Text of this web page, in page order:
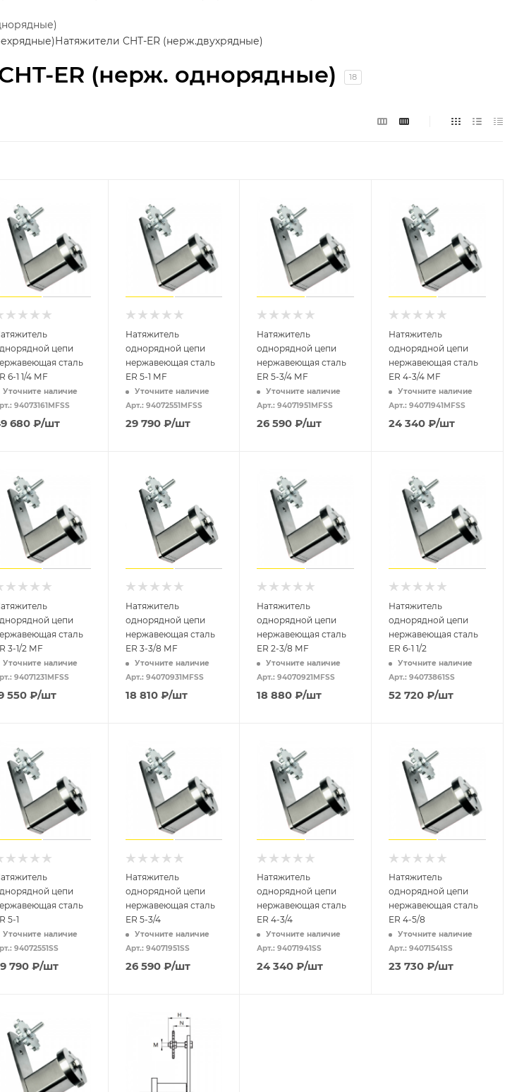
ER (нерж. однорядные) 18
Натяжители CHT-ER (нерж.двухрядные)
цепи
сталь
6-1 1/4 MF
Уточните наличие
94073161MFSS
680₽/шт
Натяжитель
однорядной цепи
нержавеющая сталь
ER 5-1 MF
Уточните наличие
Арт.: 94072551MFSS
29 790₽/шт
Натяжитель
однорядной цепи
нержавеющая сталь
ER 5-3/4 MF
Уточните наличие
Арт.: 94071951MFSS
26 590 ₽/шт
Натяжитель
однорядной цепи
нержавеющая сталь
ER 4-3/4 MF
Уточните наличие
Арт.: 94071941MFSS
24 340 ₽/шт
цепи
сталь
3-1/2 MF
Уточните наличие
94071231MFSS
550₽/шт
Натяжитель
однорядной цепи
нержавеющая сталь
ER 3-3/8 MF
Уточните наличие
Арт.: 94070931MFSS
18 810₽/шт
Натяжитель
однорядной цепи
нержавеющая сталь
ER 2-3/8 MF
Уточните наличие
Арт.: 94070921MFSS
18 880 ₽/шт
Натяжитель
однорядной цепи
нержавеющая сталь
ER 6-1 1/2
Уточните наличие
Арт.: 94073861SS
52 720 ₽/шт
цепи
сталь
5-1
Уточните наличие
94072551SS
790₽/шт
Натяжитель
однорядной цепи
нержавеющая сталь
ER 5-3/4
Уточните наличие
Арт.: 94071951SS
26 590₽/шт
Натяжитель
однорядной цепи
нержавеющая сталь
ER 4-3/4
Уточните наличие
Арт.: 94071941SS
24 340 ₽/шт
Натяжитель
однорядной цепи
нержавеющая сталь
ER 4-5/8
Уточните наличие
Арт.: 94071541SS
23 730 ₽/шт